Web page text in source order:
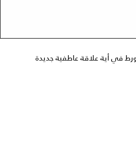
في أية علاقة عاطفية جديدة